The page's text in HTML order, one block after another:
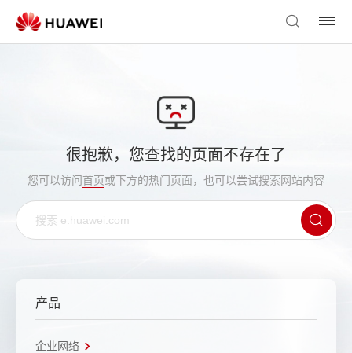
很抱歉，您查找的页面不存在了
您可以访问首页或下方的热门页面，也可以尝试搜索网站内容
产品
企业网络